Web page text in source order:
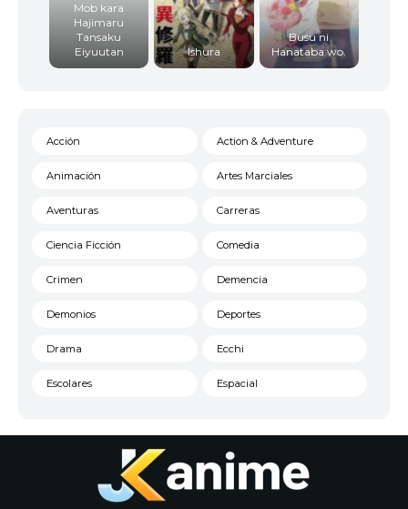
Mob kara
Hajimaru
Tansaku
Eiyuutan
Ishura
Busu ni
Hanataba wo.
Acción Action & Adventure
Animación Artes Marciales
Aventuras Carreras
Ciencia Ficción Comedia
Crimen Demencia
Demonios Deportes
Drama Ecchi
Escolares Espacial
Historico
Josei